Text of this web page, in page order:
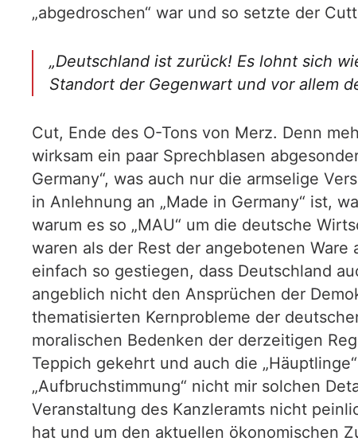
„abgedroschen“ war und so setzte der
„Deutschland ist zurück! Es lohnt sich
Standort der Gegenwart und vor allem
Cut, Ende des O-Tons von Merz. Denn
wirksam ein paar Sprechblasen
Germany“, was auch nur die armselige
in Anlehnung an „Made in Germany“ ist,
warum es so „MAU“ um die deutsche
waren als der Rest der angebotenen
einfach so gestiegen, dass Deutschland
angeblich nicht den Ansprüchen der
thematisierten Kernprobleme der
moralischen Bedenken der derzeitigen
Teppich gekehrt und auch die
„Aufbruchstimmung“ nicht mir solchen
Veranstaltung des Kanzleramts nicht
hat und um den aktuellen ökonomischen